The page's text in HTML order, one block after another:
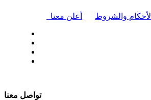
أعلن معنا الأحكام والشروط
تواصل معنا